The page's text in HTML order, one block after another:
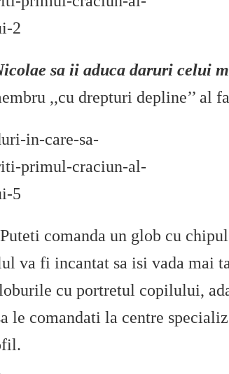
sa ii aduca daruri celui
,,cu drepturi depline’’ al
Puteti comanda un glob cu
va fi incantat sa isi vada mai
cu portretul copilului,
le comandati la centre